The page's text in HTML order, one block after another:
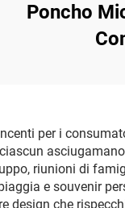
Poncho
per i
riunioni di
e souvenir
che